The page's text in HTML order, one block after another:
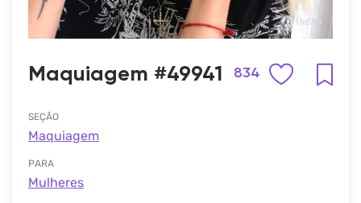
Maquiagem #49941 834
SEÇÃO
Maquiagem
PARA
Mulheres